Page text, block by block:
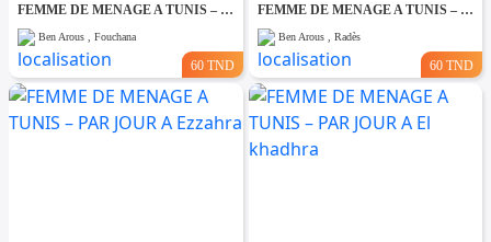
FEMME DE MENAGE A TUNIS – PAR JOUR A Fouchana
Ben Arous , Fouchana
60 TND
FEMME DE MENAGE A TUNIS – PAR JOUR A Rades
Ben Arous , Radès
60 TND